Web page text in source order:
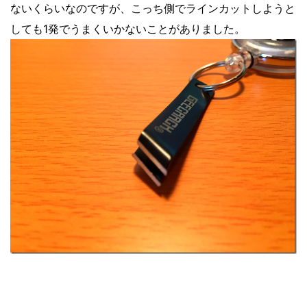
ないくらいなのですが、こっち側でラインカットしようと
しても1発でうまくいかないことがありました。